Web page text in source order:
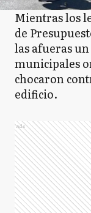
Mientras los
de
las afueras
municipales
chocaron
edificio.
Ads